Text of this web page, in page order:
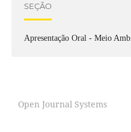
SEÇÃO
Apresentação Oral - Meio
Open Journal Systems